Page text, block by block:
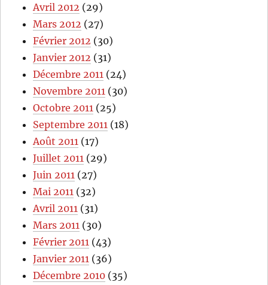
Avril 2012 (29)
Mars 2012 (27)
Février 2012 (30)
Janvier 2012 (31)
Décembre 2011 (24)
Novembre 2011 (30)
Octobre 2011 (25)
Septembre 2011 (18)
Août 2011 (17)
Juillet 2011 (29)
Juin 2011 (27)
Mai 2011 (32)
Avril 2011 (31)
Mars 2011 (30)
Février 2011 (43)
Janvier 2011 (36)
Décembre 2010 (35)